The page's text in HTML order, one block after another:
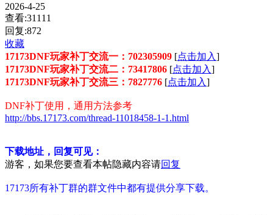
2026-4-25
查看:31111
回复:872
收藏
17173DNF玩家补丁交流一：702305909 [点击加入]
17173DNF玩家补丁交流二：73417806 [点击加入]
17173DNF玩家补丁交流三：7827776 [点击加入]
DNF补丁使用，通用方法参考
http://bbs.17173.com/thread-11018458-1-1.html
下载地址，回复可见：
游客，如果您要查看本帖隐藏内容请回复
17173所有补丁群的群文件中都有提供分享下载。